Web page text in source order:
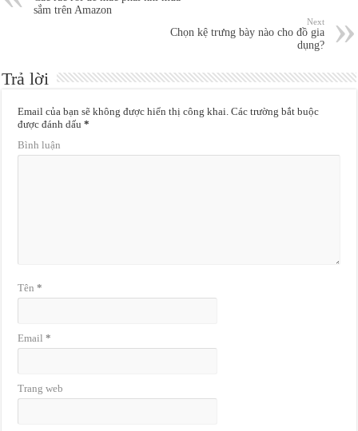
sắm trên Amazon
Next
Chọn kệ trưng bày nào cho đồ gia
dụng?
Trả lời
Email của bạn sẽ không được hiển thị công khai. Các trường bắt buộc
được đánh dấu*
Bình luận
Tên*
Email*
Trang web